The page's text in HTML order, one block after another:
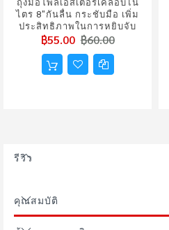
ถุงมือโพลีเอสเตอร์เคลือบไน
ไตร 8"กันลื่น กระชับมือ เพิ่ม
ประสิทธิภาพในการหยิบจับ
฿55.00 ฿60.00
รีวิว
คุณสมบัติ